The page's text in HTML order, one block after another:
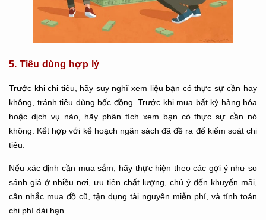
5. Tiêu dùng hợp lý
Trước khi chi tiêu, hãy suy nghĩ xem liệu bạn có thực sự cần hay
không, tránh tiêu dùng bốc đồng. Trước khi mua bất kỳ hàng hóa
hoặc dịch vụ nào, hãy phân tích xem bạn có thực sự cần nó
không. Kết hợp với kế hoạch ngân sách đã đề ra để kiểm soát chi
tiêu.
Nếu xác định cần mua sắm, hãy thực hiện theo các gợi ý như so
sánh giá ở nhiều nơi, ưu tiên chất lượng, chú ý đến khuyến mãi,
cân nhắc mua đồ cũ, tận dụng tài nguyên miễn phí, và tính toán
chi phí dài hạn.